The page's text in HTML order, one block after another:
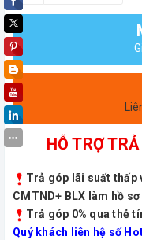
HỖ TRỢ
Trả góp lãi suất thấp
CMTND+ BLX làm hồ
Trả góp 0% qua thẻ
Quý khách liên hệ số